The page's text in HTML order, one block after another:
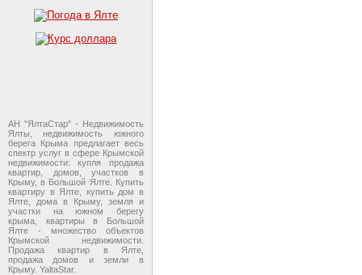
АН "ЯлтаСтар" - Недвижимость
Ялты, недвижимость южного
берега Крыма предлагает весь
спектр услуг в сфере Крымской
недвижимости: купля продажа
квартир, домов, участков в
Крыму, в Большой Ялте. Купить
квартиру в Ялте, купить дом в
Ялте, дома в Крыму, земля и
участки на южном берегу
крыма, квартиры в Большой
Ялте - множество объектов
Крымской недвижимости.
Продажа квартир в Ялте,
продажа домов и земли в
Крыму. YaltaStar.